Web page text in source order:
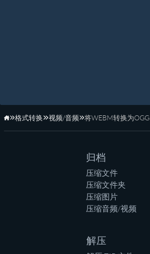
主页
格式转换 视频/音频 将WEBM转换为OGG
归档
压缩文件
压缩文件夹
压缩图片
压缩音频/视频
解压